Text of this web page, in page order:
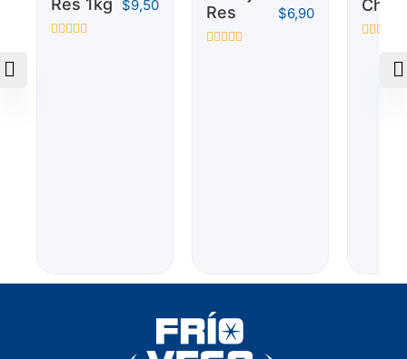
Res 1kg
$9,50
Res
$6,90